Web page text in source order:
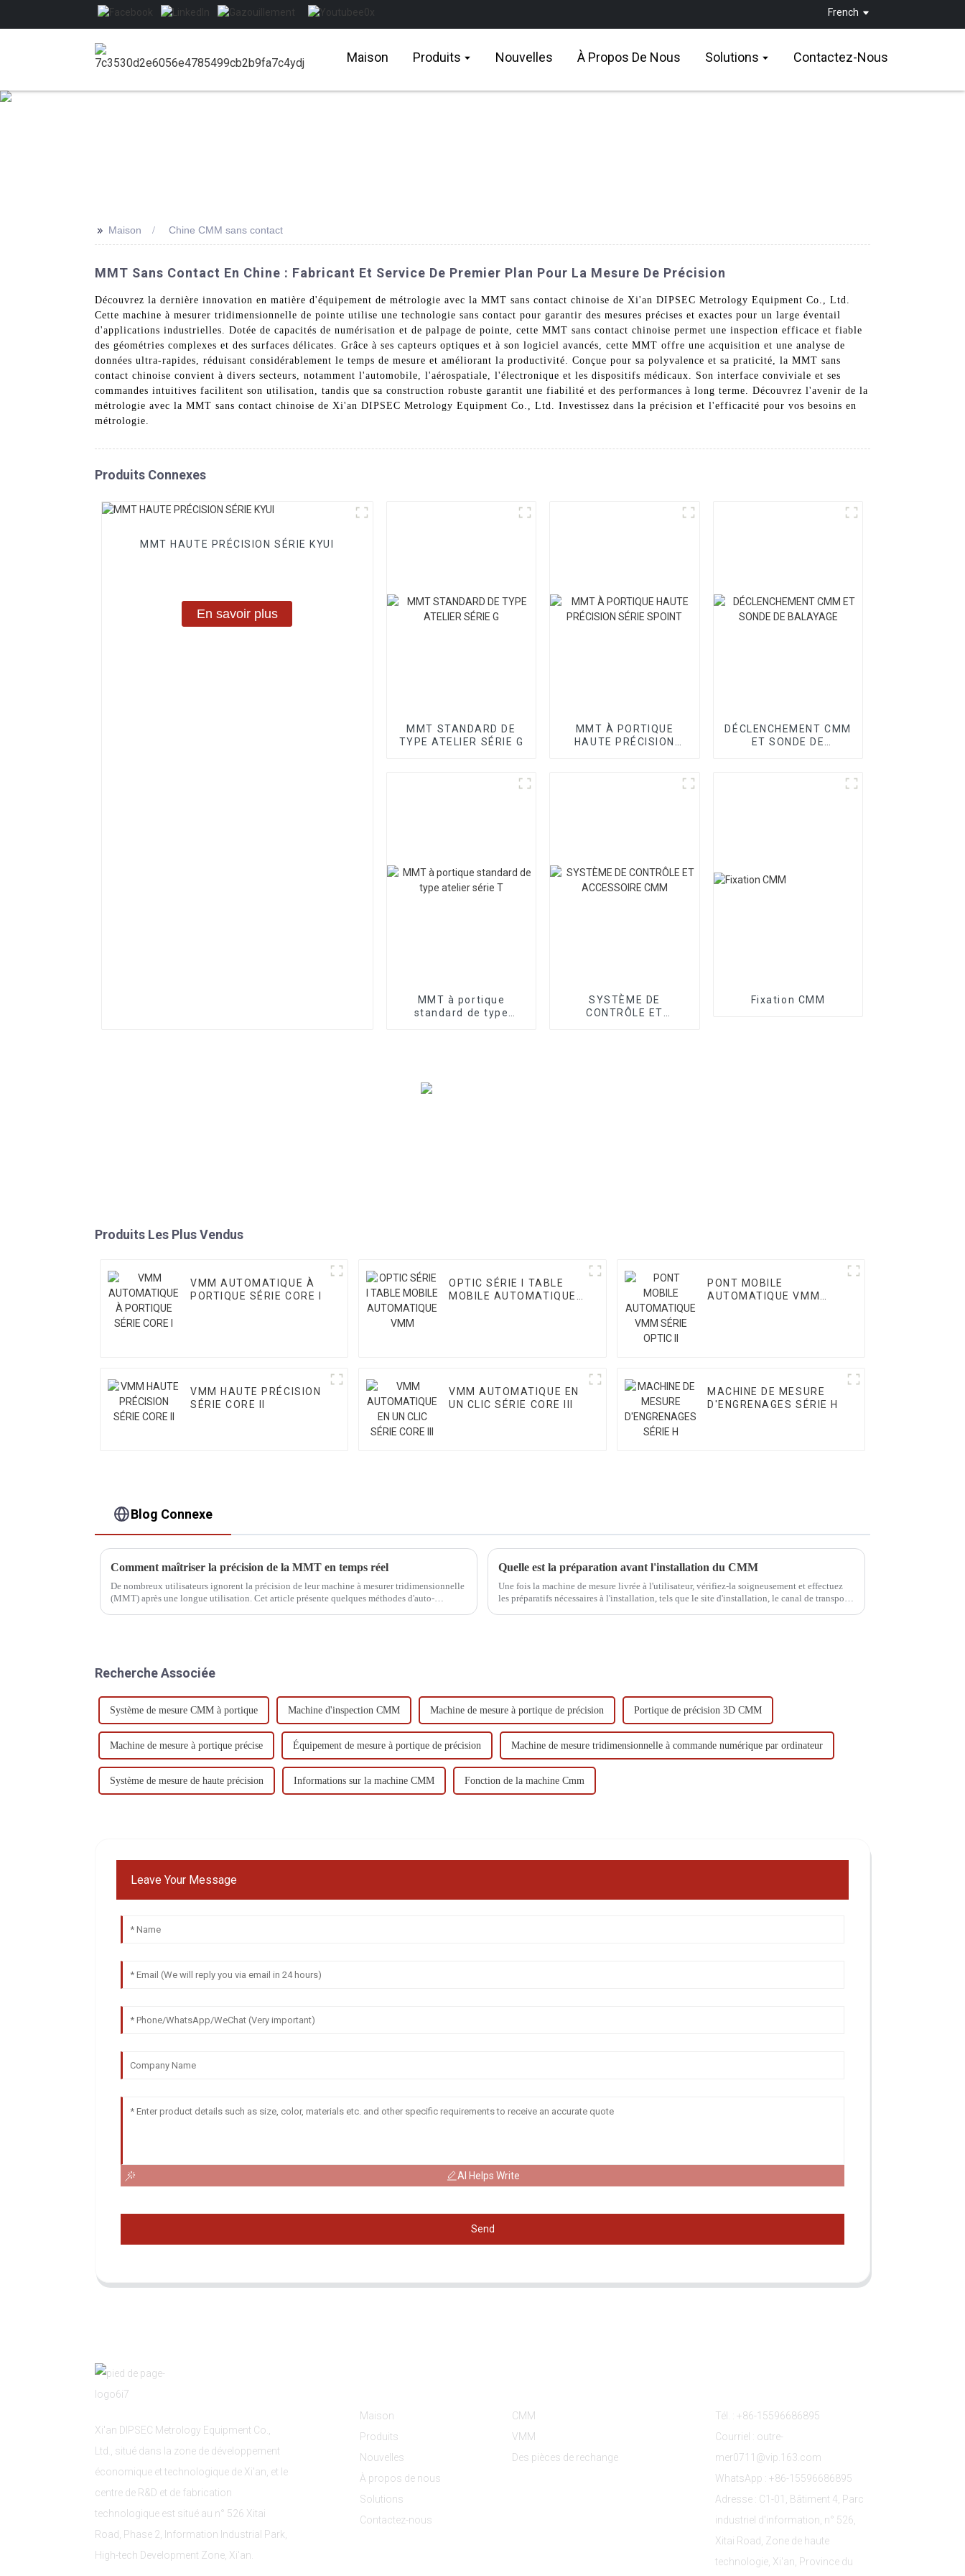
French
Maison Produits Nouvelles À Propos De Nous Solutions Contactez-Nous
>> Maison Chine CMM sans contact
MMT Sans Contact En Chine : Fabricant Et Service De Premier Plan Pour La Mesure De Précision
Découvrez la dernière innovation en matière d'équipement de métrologie avec la MMT sans contact chinoise de Xi'an DIPSEC Metrology Equipment Co., Ltd.
Cette machine à mesurer tridimensionnelle de pointe utilise une technologie sans contact pour garantir des mesures précises et exactes pour un large éventail
d'applications industrielles. Dotée de capacités de numérisation et de palpage de pointe, cette MMT sans contact chinoise permet une inspection efficace et fiable
des géométries complexes et des surfaces délicates. Grâce à ses capteurs optiques et à son logiciel avancés, cette MMT offre une acquisition et une analyse de
données ultra-rapides, réduisant considérablement le temps de mesure et améliorant la productivité. Conçue pour sa polyvalence et sa praticité, la MMT sans
contact chinoise convient à divers secteurs, notamment l'automobile, l'aérospatiale, l'électronique et les dispositifs médicaux. Son interface conviviale et ses
commandes intuitives facilitent son utilisation, tandis que sa construction robuste garantit une fiabilité et des performances à long terme. Découvrez l'avenir de la
métrologie avec la MMT sans contact chinoise de Xi'an DIPSEC Metrology Equipment Co., Ltd. Investissez dans la précision et l'efficacité pour vos besoins en
métrologie.
Produits Connexes
MMT HAUTE PRÉCISION SÉRIE KYUI
En savoir plus
MMT STANDARD DE
TYPE ATELIER SÉRIE G
MMT À PORTIQUE
HAUTE PRÉCISION
DÉCLENCHEMENT CMM
ET SONDE DE
MMT à portique
standard de type
SYSTÈME DE
CONTRÔLE ET
Fixation CMM
Produits Les Plus Vendus
VMM AUTOMATIQUE À
PORTIQUE SÉRIE CORE I
OPTIC SÉRIE I TABLE
MOBILE AUTOMATIQUE
PONT MOBILE
AUTOMATIQUE VMM
VMM HAUTE PRÉCISION
SÉRIE CORE II
VMM AUTOMATIQUE EN
UN CLIC SÉRIE CORE III
MACHINE DE MESURE
D'ENGRENAGES SÉRIE H
Blog Connexe
Comment maîtriser la précision de la MMT en temps réel
De nombreux utilisateurs ignorent la précision de leur machine à mesurer tridimensionnelle
(MMT) après une longue utilisation. Cet article présente quelques méthodes d'auto-
Quelle est la préparation avant l'installation du CMM
Une fois la machine de mesure livrée à l'utilisateur, vérifiez-la soigneusement et effectuez
les préparatifs nécessaires à l'installation, tels que le site d'installation, le canal de transport
Recherche Associée
Système de mesure CMM à portique Machine d'inspection CMM Machine de mesure à portique de précision Portique de précision 3D CMM
Machine de mesure à portique précise Équipement de mesure à portique de précision Machine de mesure tridimensionnelle à commande numérique par ordinateur
Système de mesure de haute précision Informations sur la machine CMM Fonction de la machine Cmm
Leave Your Message
AI Helps Write
Send
Xi'an DIPSEC Metrology Equipment Co.,
Ltd., situé dans la zone de développement
économique et technologique de Xi'an, et le
centre de R&D et de fabrication
technologique est situé au n° 526 Xitai
Road, Phase 2, Information Industrial Park,
High-tech Development Zone, Xi'an.
Maison
Produits
Nouvelles
À propos de nous
Solutions
Contactez-nous
CMM
VMM
Des pièces de rechange
Tél. : +86-15596686895
Courriel : outre-
mer0711@vip.163.com
WhatsApp : +86-15596686895
Adresse : C1-01, Bâtiment 4, Parc
industriel d'information, n° 526,
Xitai Road, Zone de haute
technologie, Xi'an, Province du